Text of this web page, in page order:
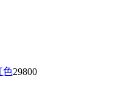
色29800